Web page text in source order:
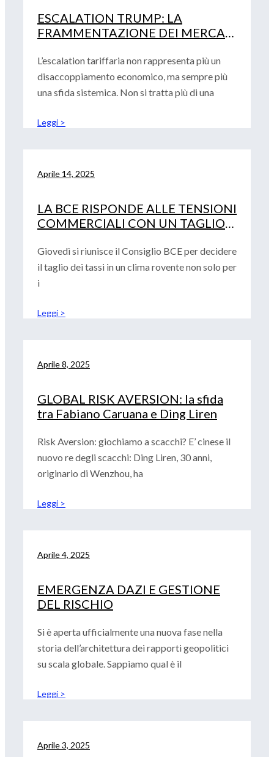
ESCALATION TRUMP: LA
FRAMMENTAZIONE DEI MERCATI
CERTEZZA
L’escalation tariffaria non rappresenta più un
disaccoppiamento economico, ma sempre più
una sfida sistemica. Non si tratta più di una
Leggi >
Aprile 14, 2025
LA BCE RISPONDE ALLE TENSIONI
COMMERCIALI CON UN TAGLIO
Giovedì si riunisce il Consiglio BCE per decidere
il taglio dei tassi in un clima rovente non solo per
i
Leggi >
Aprile 8, 2025
GLOBAL RISK AVERSION: la sfida
tra Fabiano Caruana e Ding Liren
Risk Aversion: giochiamo a scacchi? E’ cinese il
nuovo re degli scacchi: Ding Liren, 30 anni,
originario di Wenzhou, ha
Leggi >
Aprile 4, 2025
EMERGENZA DAZI E GESTIONE
DEL RISCHIO
Si è aperta ufficialmente una nuova fase nella
storia dell’architettura dei rapporti geopolitici
su scala globale. Sappiamo qual è il
Leggi >
Aprile 3, 2025